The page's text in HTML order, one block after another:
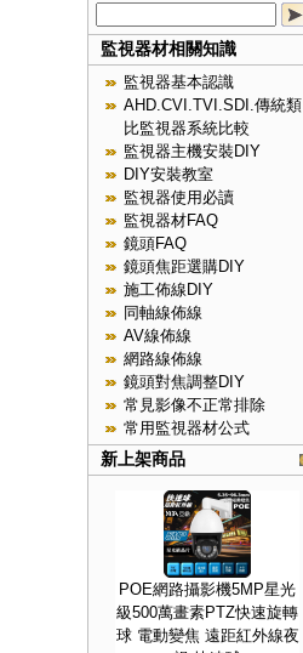
監視器材相關知識
監視器基本認識
AHD.CVI.TVI.SDI.傳統類
比監視器系統比較
監視器主機安裝DIY
DIY安裝教室
監視器使用必讀
監視器材FAQ
鏡頭FAQ
鏡頭焦距選購DIY
施工佈線DIY
同軸線佈線
AV線佈線
網路線佈線
鏡頭對焦調整DIY
常見影像不正常排除
常用監視器材公式
新上架商品
POE網路攝影機5MP星光
級500萬畫素PTZ快速旋轉
球 電動變焦 遠距紅外線夜